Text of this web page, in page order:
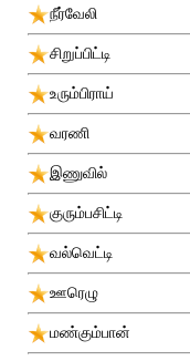
நீர்வேலி
சிறுப்பிட்டி
உரும்பிராய்
வரணி
இணுவில்
குரும்பசிட்டி
வல்வெட்டி
ஊரெழு
மண்கும்பான்